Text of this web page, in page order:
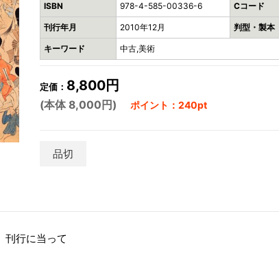
ISBN 978-4-585-00336-6 Cコード
刊行年月 2010年12月 判型・製本
キーワード 中古,美術
定価： 8,800円
(本体 8,000円) ポイント：240pt
品切
刊行に当って